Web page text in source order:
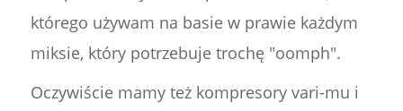
którego używam na basie w prawie każdym
miksie, który potrzebuje trochę "oomph".
Oczywiście mamy też kompresory vari-mu i